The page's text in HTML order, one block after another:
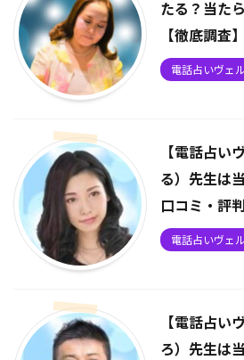
たる？当た
【徹底調査】
電話占いヴェ
【電話占い
る）先生は
口コミ・評
電話占いヴェ
【電話占い
ろ）先生は